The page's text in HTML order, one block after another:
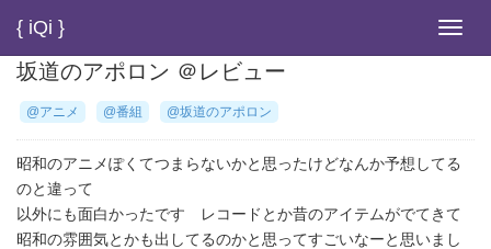
{ iQi }
坂道のアポロン ＠レビュー
@アニメ @番組 @坂道のアポロン
昭和のアニメぽくてつまらないかと思ったけどなんか予想してる
のと違って
以外にも面白かったです レコードとか昔のアイテムがでてきて
昭和の雰囲気とかも出してるのかと思ってすごいなーと思いまし